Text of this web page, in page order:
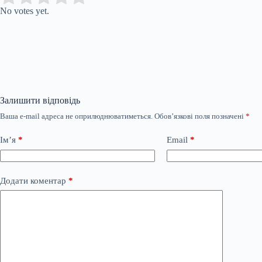
No votes yet.
Залишити відповідь
Ваша e-mail адреса не оприлюднюватиметься. Обов’язкові поля позначені *
Ім’я * Email *
Додати коментар *